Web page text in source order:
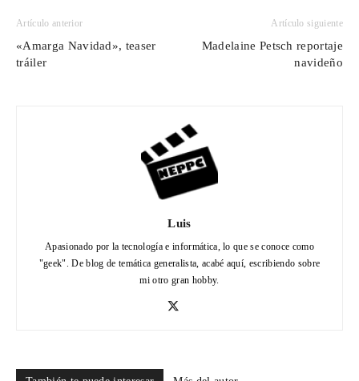
Artículo anterior
«Amarga Navidad», teaser
tráiler
Artículo siguiente
Madelaine Petsch reportaje
navideño
Luis
Apasionado por la tecnología e informática, lo que se conoce como
"geek". De blog de temática generalista, acabé aquí, escribiendo sobre
mi otro gran hobby.